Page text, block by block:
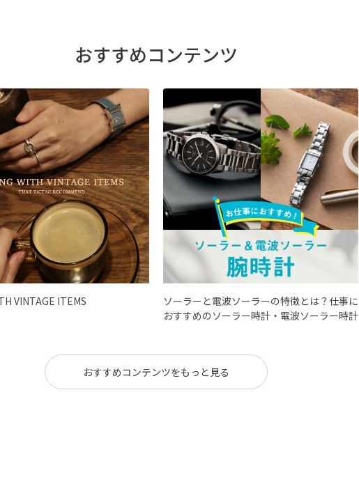
おすすめコンテンツ
VINTAGE ITEMS
ソーラーと電波ソーラーの特徴とは？仕事に
おすすめのソーラー時計・電波ソーラー時計
おすすめコンテンツをもっと見る